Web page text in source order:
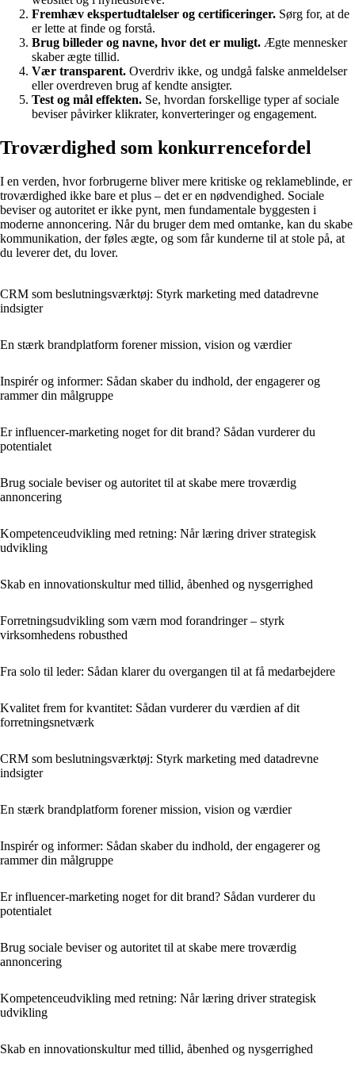
Fremhæv ekspertudtalelser og certificeringer. Sørg for, at de
er lette at finde og forstå.
Brug billeder og navne, hvor det er muligt. Ægte mennesker
skaber ægte tillid.
Vær transparent. Overdriv ikke, og undgå falske anmeldelser
eller overdreven brug af kendte ansigter.
Test og mål effekten. Se, hvordan forskellige typer af sociale
beviser påvirker klikrater, konverteringer og engagement.
Troværdighed som konkurrencefordel
I en verden, hvor forbrugerne bliver mere kritiske og reklameblinde, er
troværdighed ikke bare et plus – det er en nødvendighed. Sociale
beviser og autoritet er ikke pynt, men fundamentale byggesten i
moderne annoncering. Når du bruger dem med omtanke, kan du skabe
kommunikation, der føles ægte, og som får kunderne til at stole på, at
du leverer det, du lover.
CRM som beslutningsværktøj: Styrk marketing med datadrevne
indsigter
En stærk brandplatform forener mission, vision og værdier
Inspirér og informer: Sådan skaber du indhold, der engagerer og
rammer din målgruppe
Er influencer-marketing noget for dit brand? Sådan vurderer du
potentialet
Brug sociale beviser og autoritet til at skabe mere troværdig
annoncering
Kompetenceudvikling med retning: Når læring driver strategisk
udvikling
Skab en innovationskultur med tillid, åbenhed og nysgerrighed
Forretningsudvikling som værn mod forandringer – styrk
virksomhedens robusthed
Fra solo til leder: Sådan klarer du overgangen til at få medarbejdere
Kvalitet frem for kvantitet: Sådan vurderer du værdien af dit
forretningsnetværk
CRM som beslutningsværktøj: Styrk marketing med datadrevne
indsigter
En stærk brandplatform forener mission, vision og værdier
Inspirér og informer: Sådan skaber du indhold, der engagerer og
rammer din målgruppe
Er influencer-marketing noget for dit brand? Sådan vurderer du
potentialet
Brug sociale beviser og autoritet til at skabe mere troværdig
annoncering
Kompetenceudvikling med retning: Når læring driver strategisk
udvikling
Skab en innovationskultur med tillid, åbenhed og nysgerrighed